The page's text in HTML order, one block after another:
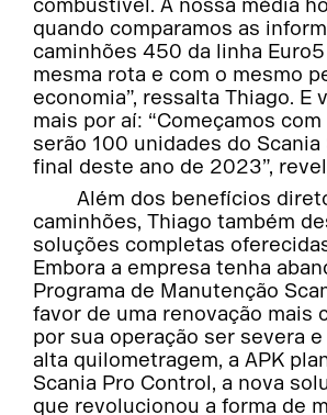
combustível. A nossa média
quando comparamos as
caminhões 450 da linha
mesma rota e com o mesmo
economia”, ressalta Thiago. E
mais por aí: “Começamos com
serão 100 unidades do Scania
final deste ano de 2023”,
Além dos benefícios
caminhões, Thiago também
soluções completas
Embora a empresa tenha
Programa de Manutenção
favor de uma renovação mais
por sua operação ser severa
alta quilometragem, a APK
Scania Pro Control, a nova
que revolucionou a forma de